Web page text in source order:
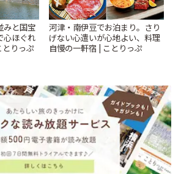
みと国宝
心ほぐれ
とりっぷ
河津・南伊豆でお泊まり。さり
げない心遣いが心地よい、料理
自慢の一軒宿 | ことりっぷ